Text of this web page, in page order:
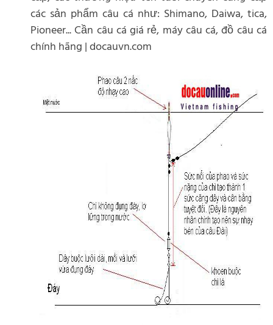
các sản phẩm câu cá như: Shimano, Daiwa, tica,
Pioneer... Cần câu cá giá rẻ, máy câu cá, đồ câu cá
chính hãng | docauvn.com